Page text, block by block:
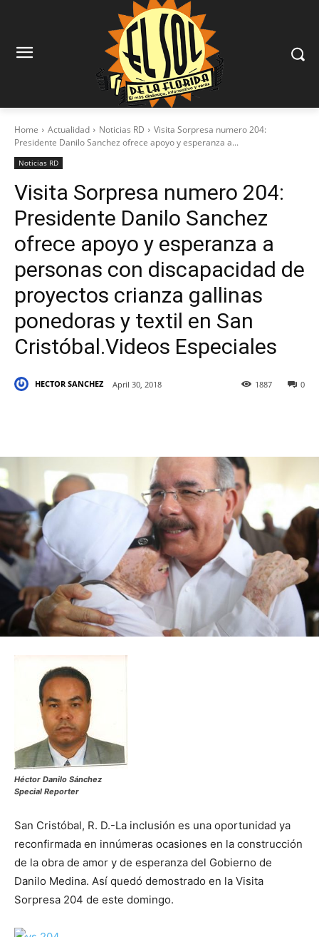
Home Actualidad Noticias RD
Visita Sorpresa numero 204:
Presidente Danilo Sanchez ofrece apoyo y esperanza a...
Noticias RD
Visita Sorpresa numero 204:
Presidente Danilo Sanchez
ofrece apoyo y esperanza a
personas con discapacidad de
proyectos crianza gallinas
ponedoras y textil en San
Cristóbal.Videos Especiales
HECTOR SANCHEZ April 30, 2018 0
1887
Héctor Danilo Sánchez
Special Reporter
San Cristóbal, R. D.-La inclusión es una oportunidad ya
reconfirmada en innúmeras ocasiones en la construcción
de la obra de amor y de esperanza del Gobierno de
Danilo Medina. Así quedó demostrado en la Visita
Sorpresa 204 de este domingo.